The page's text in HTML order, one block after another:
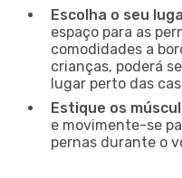
Escolha o seu
espaço para as
comodidades a
crianças, poderá
lugar perto das
Estique os
e movimente-se
pernas durante o